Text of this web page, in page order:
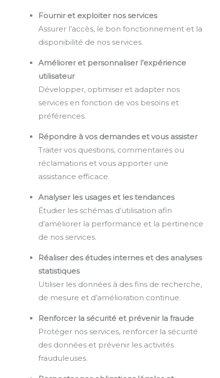
Fournir et exploiter nos services
Assurer l’accès, le bon fonctionnement et la
disponibilité de nos services.
Améliorer et personnaliser l’expérience
utilisateur
Développer, optimiser et adapter nos
services en fonction de vos besoins et
préférences.
Répondre à vos demandes et vous assister
Traiter vos questions, commentaires ou
réclamations et vous apporter une
assistance efficace.
Analyser les usages et les tendances
Étudier les schémas d’utilisation afin
d’améliorer la performance et la pertinence
de nos services.
Réaliser des études internes et des analyses
statistiques
Utiliser les données à des fins de recherche,
de mesure et d’amélioration continue.
Renforcer la sécurité et prévenir la fraude
Protéger nos services, renforcer la sécurité
des données et prévenir les activités
frauduleuses.